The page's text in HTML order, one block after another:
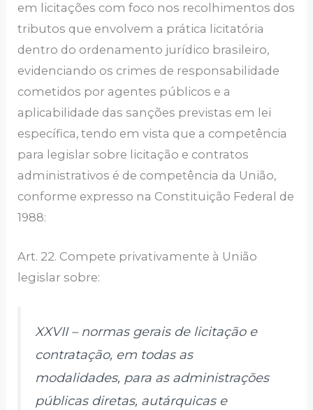
em licitações com foco nos recolhimentos dos
tributos que envolvem a prática licitatória
dentro do ordenamento jurídico brasileiro,
evidenciando os crimes de responsabilidade
cometidos por agentes públicos e a
aplicabilidade das sanções previstas em lei
específica, tendo em vista que a competência
para legislar sobre licitação e contratos
administrativos é de competência da União,
conforme expresso na Constituição Federal de
1988:
Art. 22. Compete privativamente à União
legislar sobre:
XXVII – normas gerais de licitação e
contratação, em todas as
modalidades, para as administrações
públicas diretas, autárquicas e